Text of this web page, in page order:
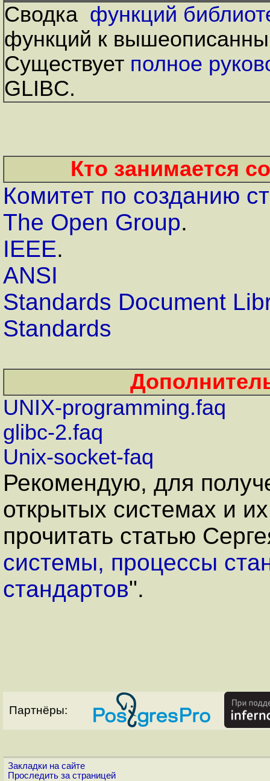
Сводка функций
функций к
Существует полное
GLIBC.
Кто занимается
Комитет по созданию
The Open Group.
IEEE.
ANSI
Standards Document
Standards
UNIX-programming.faq
glibc-2.faq
Unix-socket-faq
Рекомендую, для
открытых системах и
прочитать статью
системы, процессы
стандартов".
Партнёры:
Закладки на сайте
Проследить за страницей